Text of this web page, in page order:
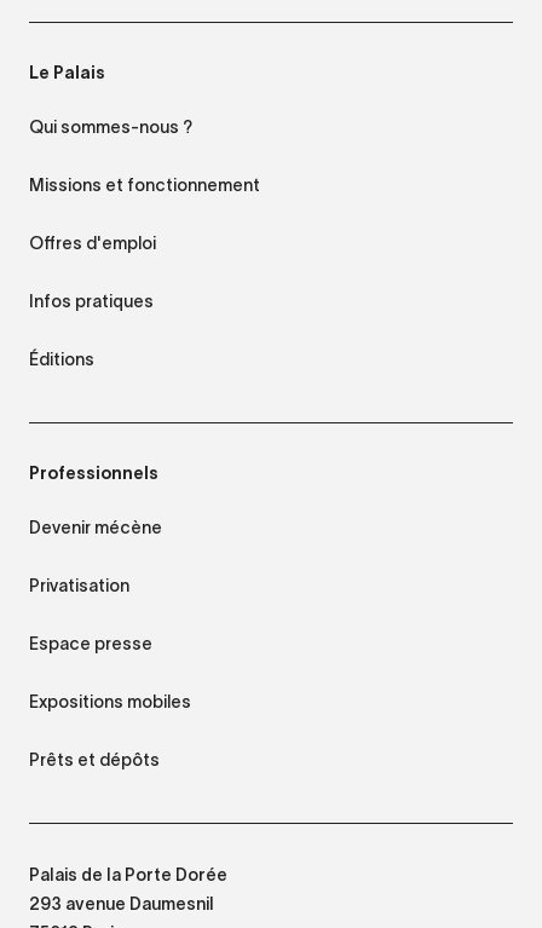
Le Palais
Qui sommes-nous ?
Missions et fonctionnement
Offres d'emploi
Infos pratiques
Éditions
Professionnels
Devenir mécène
Privatisation
Espace presse
Expositions mobiles
Prêts et dépôts
Palais de la Porte Dorée
293 avenue Daumesnil